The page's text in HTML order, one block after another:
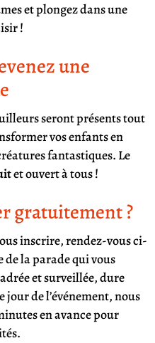
et plongez dans une
!
une
seront présents tout
vos enfants en
fantastiques. Le
et ouvert à tous !
gratuitement ?
inscrire, rendez-vous ci-
de la parade qui vous
et surveillée, dure
de l’événement, nous
en avance pour